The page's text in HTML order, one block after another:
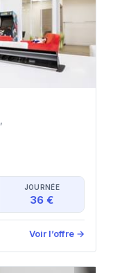
,
JOURNÉE
36 €
Voir l’offre →